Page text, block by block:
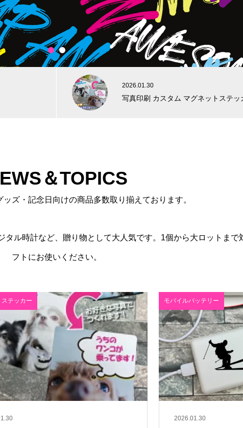
1 2
2026.01.30
写真印刷 カスタム マグネットステ
＆TOPICS
ズ・記念日向けの商品多数取り揃えております。
ル時計など、贈り物として大人気です。1個から大ロットまで
フトにお使いください。
テッカー
2026.01.30
モバイルバッテリー